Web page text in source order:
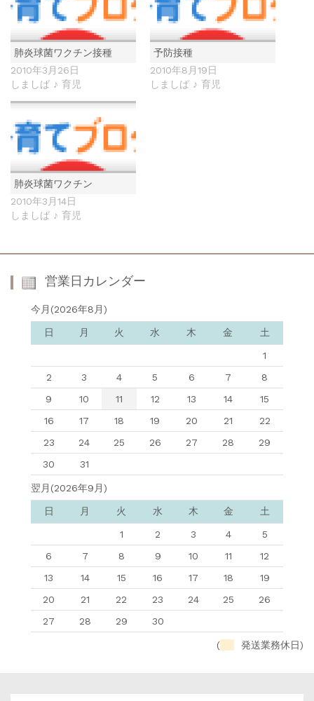
肺炎球菌ワクチン接種
2010年3月26日
しましば ♪ 育児
予防接種
2010年8月19日
しましば ♪ 育児
肺炎球菌ワクチン
2010年3月14日
しましば ♪ 育児
営業日カレンダー
今月(2026年8月)
日 月 火 水 木 金 土
1
2
3 4 5 6 7
8
9
10 11 12 13 14
15
16
17 18 19 20 21
22
23
24 25 26 27 28
29
30
31
翌月(2026年9月)
日 月 火 水 木 金 土
1 2 3 4
5
6
7 8 9 10 11
12
13
14 15 16 17 18
19
20
21 22 23 24 25
26
27
28 29 30
( 発送業務休日)